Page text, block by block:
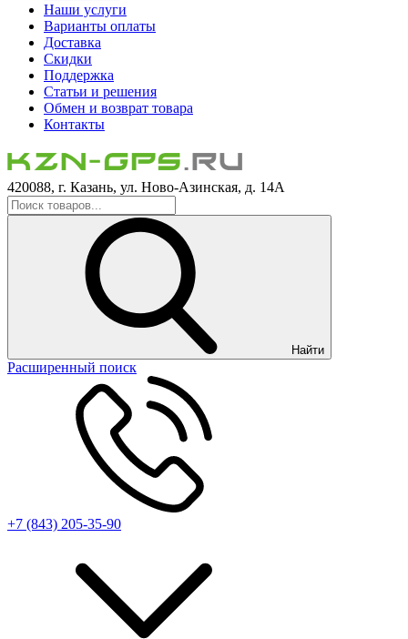
Наши услуги
Варианты оплаты
Доставка
Скидки
Поддержка
Статьи и решения
Обмен и возврат товара
Контакты
420088, г. Казань, ул. Ново-Азинская, д. 14А
Найти
Расширенный поиск
+7 (843) 205-35-90